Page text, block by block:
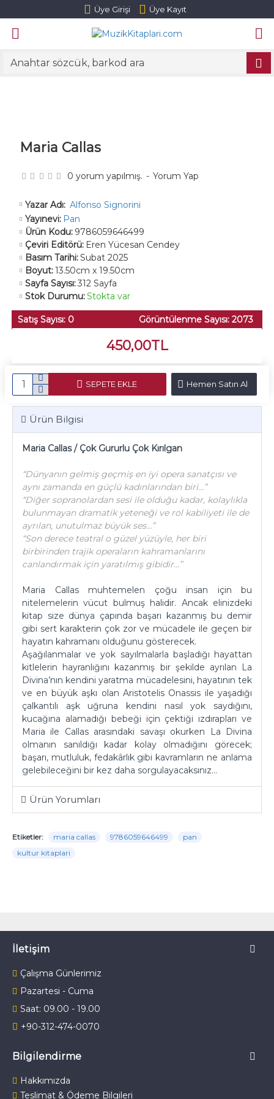
Üye Girişi Üye Kayıt
Maria Callas
Yazar Adı: Alfonso Signorini
Yayınevi: Pan
Ürün Kodu: 9786059646499
Çeviri Editörü: Eren Yücesan Cendey
Basım Tarihi:Subat 2025
Boyut:13.50cm x 19.50cm
Sayfa Sayısı:312 Sayfa
Stok Durumu:Stokta var
Satış Sayısı: 0 Görüntülenme Sayısı: 2073
0 yorum yapılmış. - Yorum Yap
450,00TL
SEPETE EKLE Hemen Satın Al
Ürün Bilgisi
Maria Callas / Çok Gururlu Çok Kırılgan
“Dünyanın gelmiş geçmiş en iyi opera sanatçısı ve
aynı zamanda en güçlü kadınlarından biri…”
“Diğer sopranolardan sesi ile olduğu kadar, kolaylıkla
bulunmayan dramatik yeteneği ve rol kabiliyeti ile de
ayrılan, unutulmaz büyük ses…”
“Son derece teatral o güzel yüzüyle, her biri
birbirinden trajik operaların kahramanlarını
canlandırmak için yaratılmış gibidir…”
Maria Callas muhtemelen çoğu insan için bu
nitelemelerin vücut bulmuş halidir. Ancak elinizdeki
kitap size dünya çapında başarı kazanmış bu demir
gibi sert karakterin çok zor ve mücadele ile geçen bir
hayatın kahramanı olduğunu gösterecek.
Aşağılanmalar ve yok sayılmalarla başladığı hayattan
kitlelerin hayranlığını kazanmış bir şekilde ayrılan La
Divina’nın kendini yaratma mücadelesini, hayatının tek
ve en büyük aşkı olan Aristotelis Onassis ile yaşadığı
çalkantılı aşk uğruna kendini nasıl yok saydığını,
kucağına alamadığı bebeği için çektiği ızdırapları ve
Maria ile Callas arasındaki savaşı okurken La Divina
olmanın sanıldığı kadar kolay olmadığını görecek;
başarı, mutluluk, fedakârlık gibi kavramların ne anlama
gelebileceğini bir kez daha sorgulayacaksınız…
Ürün Yorumları
Etiketler: maria callas 9786059646499
pan
kultur kitaplari
İletişim
Çalışma Günlerimiz
Pazartesi - Cuma
Saat: 09.00 - 19.00
+90-312-474-0070
Bilgilendirme
Hakkımızda
Teslimat & Ödeme Bilgileri